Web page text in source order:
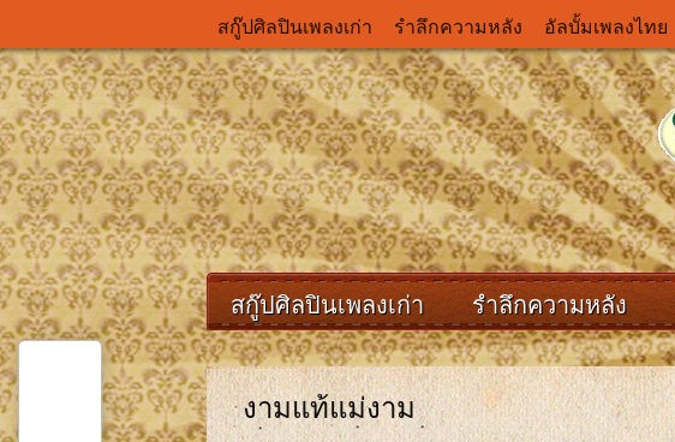
สกู๊ปศิลปินเพลงเก่า รำลึกความหลัง อัลบั้มเพลงไทย
สกู๊ปศิลปินเพลงเก่า รำลึกความหลัง
งามแท้แม่งาม